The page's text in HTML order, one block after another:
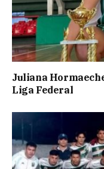
Juliana
Liga Federal